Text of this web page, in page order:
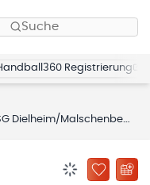
Suche
Registrierung
Dielheim/Malschenberg 2
ZU